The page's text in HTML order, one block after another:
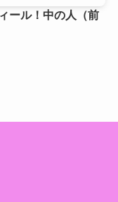
ール！中の人（前